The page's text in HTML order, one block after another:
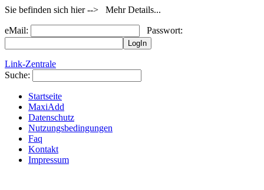
Sie befinden sich hier --> Mehr Details...
eMail: Passwort:
Link-Zentrale
Suche:
Startseite
MaxiAdd
Datenschutz
Nutzungsbedingungen
Faq
Kontakt
Impressum